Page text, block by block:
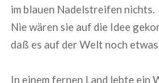
im blauen Nadelstreifen nichts.
Nie wären sie auf die Idee
daß es auf der Welt noch
In einem fernen Land lebte ein